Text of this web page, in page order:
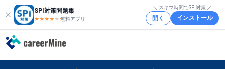
SPI対策問題集
★★★★ ★★
無料アプリ
＼ スキマ時間でSPI対策 ／
開く インストール